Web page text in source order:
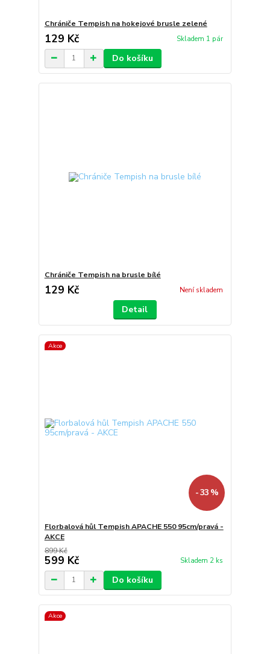
Chrániče Tempish na hokejové brusle zelené
129 Kč Skladem 1 pár
Do košíku
Chrániče Tempish na brusle bílé
129 Kč Není skladem
Detail
Akce
- 33 %
Florbalová hůl Tempish APACHE 550 95cm/pravá -
AKCE
899 Kč
599 Kč Skladem 2 ks
Do košíku
Akce